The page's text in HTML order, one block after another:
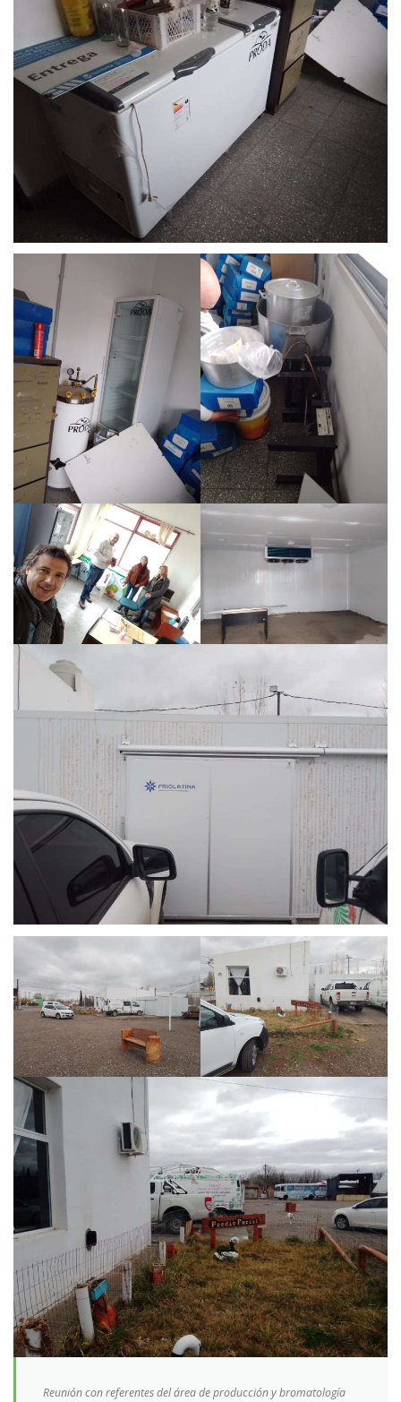
Reunión con referentes del área de producción y bromatología